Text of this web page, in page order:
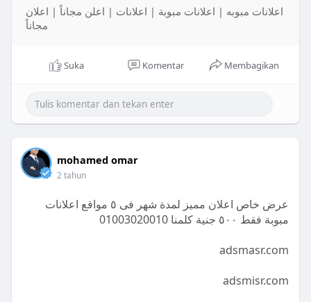
اعلانات مبوبه | اعلانات مبوبة | اعلانات | اعلن مجاناً | اعلان
مجاناً
Suka Komentar Membagikan
mohamed omar
2 tahun
عرض خاص اعلان مميز لمدة شهر فى ٥ مواقع اعلانات
مبوبة فقط ٥٠٠ جنية كلمنا 01003020010
adsmasr.com
adsmisr.com